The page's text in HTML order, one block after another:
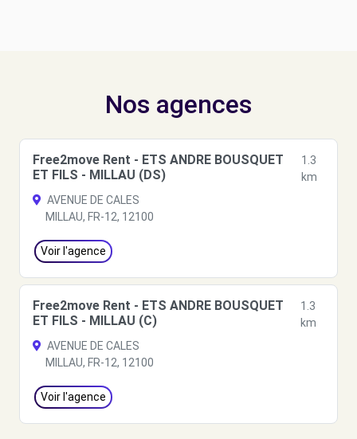
Nos agences
Free2move Rent - ETS ANDRE BOUSQUET
ET FILS - MILLAU (DS)
1.3
km
AVENUE DE CALES
MILLAU, FR-12, 12100
Voir l'agence
Free2move Rent - ETS ANDRE BOUSQUET
ET FILS - MILLAU (C)
1.3
km
AVENUE DE CALES
MILLAU, FR-12, 12100
Voir l'agence